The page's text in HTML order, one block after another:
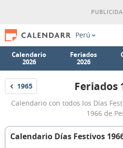
Perú
Calendario
2026
Feriados
2026
Feriados
1965 Feriados
Calendario con todos los Días
1966 de
Calendario Días Festivos